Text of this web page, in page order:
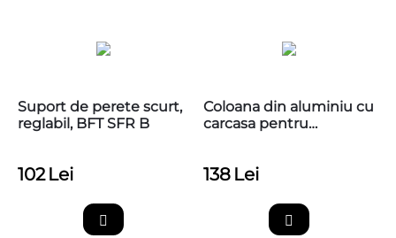
Suport de perete scurt,
reglabil, BFT SFR B
102 Lei
Coloana din aluminiu cu
carcasa pentru
138 Lei